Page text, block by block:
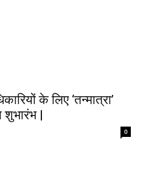
के लिए ‘तन्मात्रा’
शुभारंभ |
0